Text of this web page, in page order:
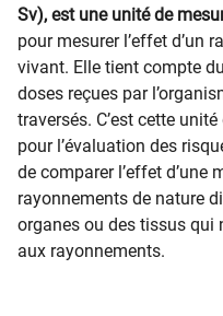
Sv), est une unité de
pour mesurer l’effet d’un
vivant. Elle tient compte
doses reçues par
traversés. C’est cette
pour l’évaluation des
de comparer l’effet d’une
rayonnements de nature
organes ou des tissus qui
aux rayonnements.